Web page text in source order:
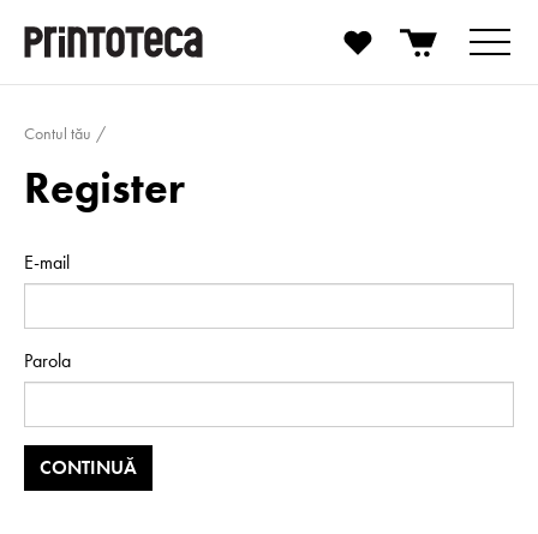
Contul tău
Register
E-mail
Parola